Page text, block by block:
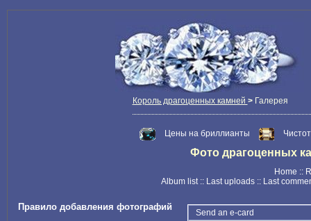
Король драгоценных камней >Галерея
Цены на бриллианты
Фото драгоценных
Home ::
Album list:: Last uploads :: Last
Правило добавления фотографий
Send an e-card